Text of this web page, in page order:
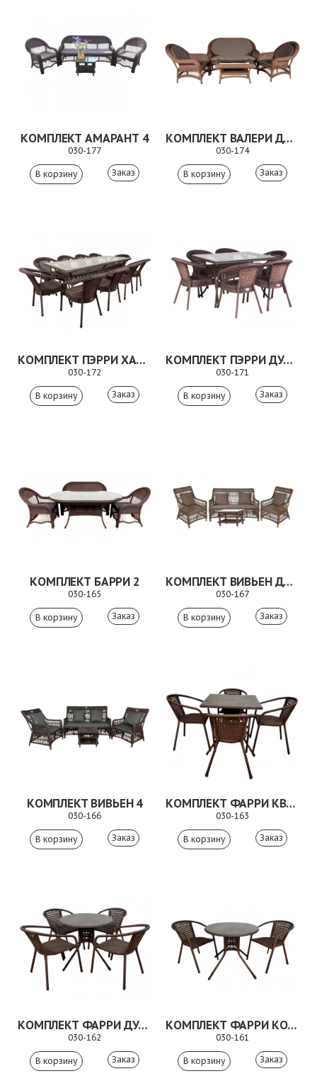
КОМПЛЕКТ АМАРАНТ 4
030-177
Заказ
КОМПЛЕКТ ВАЛЕРИ ДУО КОРИЧНЕВЫЙ
030-174
Заказ
КОМПЛЕКТ ПЭРРИ ХАЙ КОРИЧНЕВЫЙ
030-172
Заказ
КОМПЛЕКТ ПЭРРИ ДУО КОРИЧНЕВЫЙ
030-171
Заказ
КОМПЛЕКТ БАРРИ 2
030-165
Заказ
КОМПЛЕКТ ВИВЬЕН ДУО 2
030-167
Заказ
КОМПЛЕКТ ВИВЬЕН 4
030-166
Заказ
КОМПЛЕКТ ФАРРИ КВАДРО КОРИЧНЕВЫЙ
030-163
Заказ
КОМПЛЕКТ ФАРРИ ДУО КОРИЧНЕВЫЙ
030-162
Заказ
КОМПЛЕКТ ФАРРИ КОРИЧНЕВЫЙ
030-161
Заказ